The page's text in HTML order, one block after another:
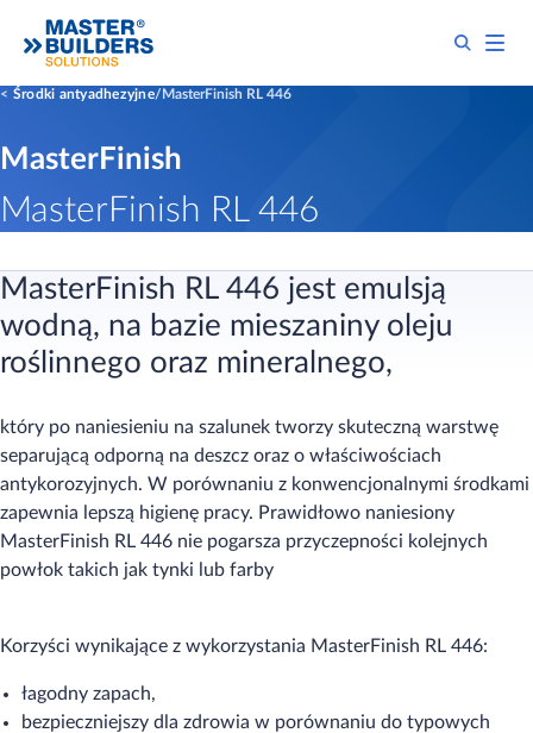
Środki antyadhezyjne MasterFinish RL 446
MasterFinish
MasterFinish RL 446
MasterFinish RL 446 jest emulsją
wodną, na bazie mieszaniny oleju
roślinnego oraz mineralnego,
który po naniesieniu na szalunek tworzy skuteczną warstwę
separującą odporną na deszcz oraz o właściwościach
antykorozyjnych. W porównaniu z konwencjonalnymi środkami
zapewnia lepszą higienę pracy. Prawidłowo naniesiony
MasterFinish RL 446 nie pogarsza przyczepności kolejnych
powłok takich jak tynki lub farby
Korzyści wynikające z wykorzystania MasterFinish RL 446:
łagodny zapach,
bezpieczniejszy dla zdrowia w porównaniu do typowych